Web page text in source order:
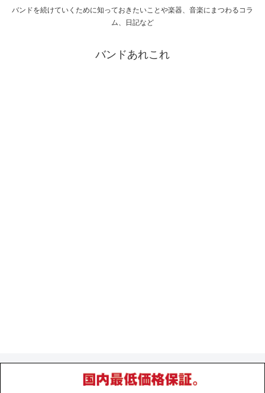
バンドを続けていくために知っておきたいことや楽器、音楽にまつわるコラ
ム、日記など
バンドあれこれ